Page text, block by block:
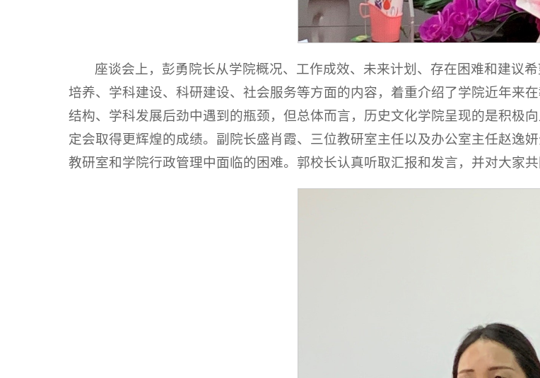
座谈会上，彭勇院长从学院概况、工作成效、未来计划、存在困难和建议
培养、学科建设、科研建设、社会服务等方面的内容，着重介绍了学院近年来
结构、学科发展后劲中遇到的瓶颈，但总体而言，历史文化学院呈现的是积极
定会取得更辉煌的成绩。副院长盛肖霞、三位教研室主任以及办公室主任赵逸
教研室和学院行政管理中面临的困难。郭校长认真听取汇报和发言，并对大家